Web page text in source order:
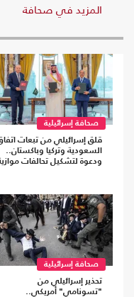
المزيد في صحافة
صحافة إسرائيلية
قلق إسرائيلي من تبعات
السعودية وتركيا وباكستان..
ودعوة لتشكيل تحالفات
صحافة إسرائيلية
تحذير إسرائيلي من
"تسونامي" أمريكي..